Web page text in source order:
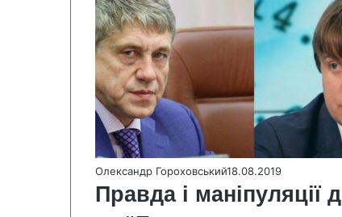
Олександр Гороховський18.08.2019
Правда і маніпуляції